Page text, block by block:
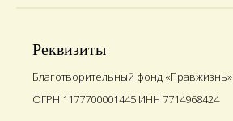
Реквизиты
Благотворительный фонд «Правжизнь»
ОГРН 1177700001445 ИНН 7714968424